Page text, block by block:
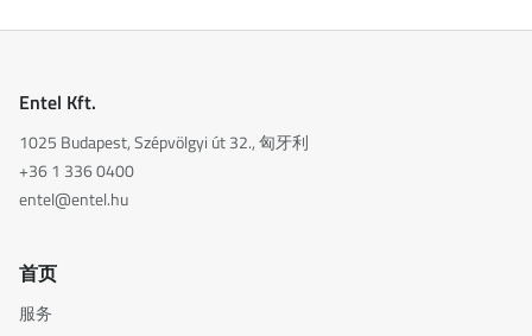
Entel Kft.
1025 Budapest, Szépvölgyi út 32., 匈牙利
+36 1 336 0400
entel@entel.hu
首页
服务